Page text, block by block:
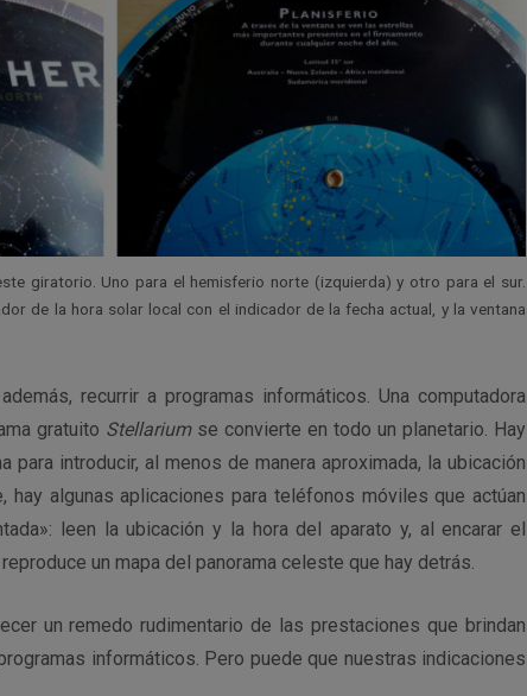
giratorio. Uno para el hemisferio norte (izquierda) y otro para el sur.
de la hora solar local con el indicador de la fecha actual, y la ventana
recurrir a programas informáticos. Una computadora
gratuito Stellariumse convierte en todo un planetario. Hay
para introducir, al menos de manera aproximada, la ubicación
hay algunas aplicaciones para teléfonos móviles que actúan
leen la ubicación y la hora del aparato y, al encarar el
un mapa del panorama celeste que hay detrás.
un remedo rudimentario de las prestaciones que brindan
informáticos. Pero puede que nuestras indicaciones